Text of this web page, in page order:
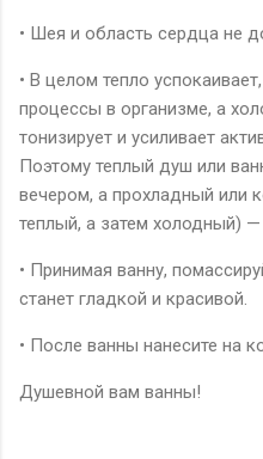
• Шея и область сердца не
• В целом тепло
процессы в организме, а
тонизирует и усиливает
Поэтому теплый душ или
вечером, а прохладный или
теплый, а затем холодный) —
• Принимая ванну,
станет гладкой и красивой.
• После ванны нанесите на
Душевной вам ванны!